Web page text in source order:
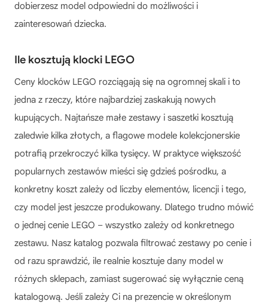
dobierzesz model odpowiedni do możliwości i
zainteresowań dziecka.
Ile kosztują klocki LEGO
Ceny klocków LEGO rozciągają się na ogromnej skali i to
jedna z rzeczy, które najbardziej zaskakują nowych
kupujących. Najtańsze małe zestawy i saszetki kosztują
zaledwie kilka złotych, a flagowe modele kolekcjonerskie
potrafią przekroczyć kilka tysięcy. W praktyce większość
popularnych zestawów mieści się gdzieś pośrodku, a
konkretny koszt zależy od liczby elementów, licencji i tego,
czy model jest jeszcze produkowany. Dlatego trudno mówić
o jednej cenie LEGO – wszystko zależy od konkretnego
zestawu. Nasz katalog pozwala filtrować zestawy po cenie i
od razu sprawdzić, ile realnie kosztuje dany model w
różnych sklepach, zamiast sugerować się wyłącznie ceną
katalogową. Jeśli zależy Ci na prezencie w określonym